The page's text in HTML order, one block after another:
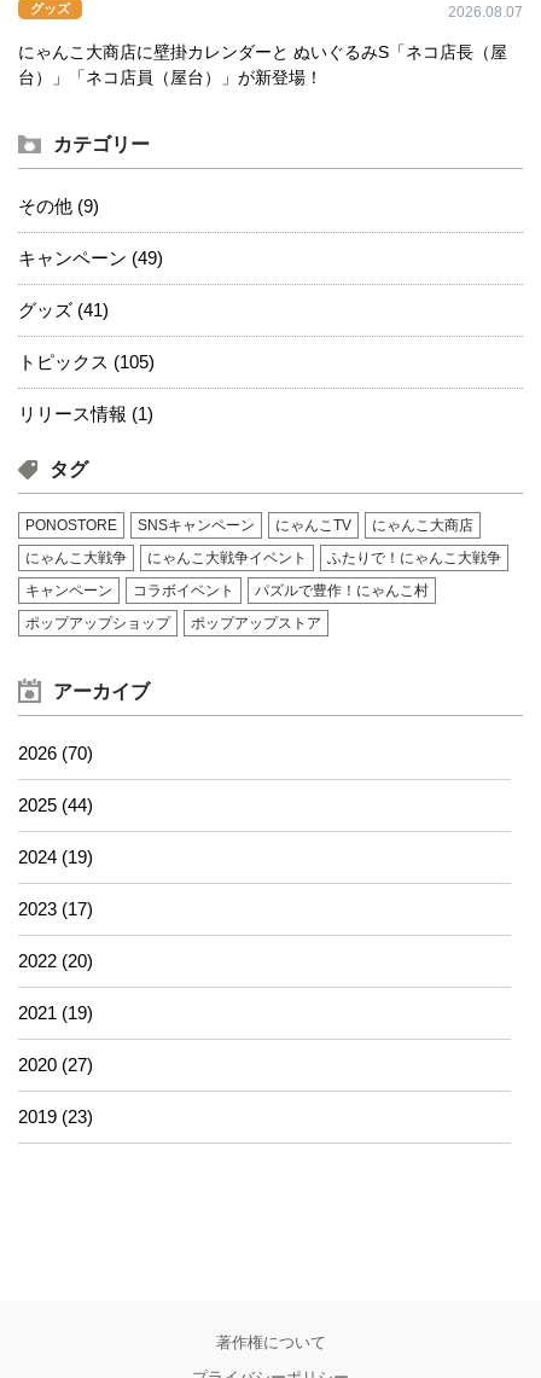
グッズ 2026.08.07
にゃんこ大商店に壁掛カレンダーと ぬいぐるみS「ネコ店長（屋
台）」「ネコ店員（屋台）」が新登場！
カテゴリー
その他 (9)
キャンペーン (49)
グッズ (41)
トピックス (105)
リリース情報 (1)
タグ
PONOSTORE SNSキャンペーン にゃんこTV
にゃんこ大商店
にゃんこ大戦争
にゃんこ大戦争イベント
ふたりで！にゃんこ大戦争
キャンペーン
コラボイベント
パズルで豊作！にゃんこ村
ポップアップショップ
ポップアップストア
アーカイブ
2026 (70)
2025 (44)
2024 (19)
2023 (17)
2022 (20)
2021 (19)
2020 (27)
2019 (23)
著作権について